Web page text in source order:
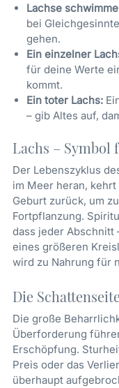
Lachse
bei
gehen.
Ein einzelner
für deine Werte
kommt.
Ein toter Lachs:
– gib Altes auf,
Lachs –
Der Lebenszyklus
im Meer heran,
Geburt zurück, um
Fortpflanzung.
dass jeder Abschnitt
eines größeren
wird zu Nahrung für
Die
Die große
Überforderung
Erschöpfung.
Preis oder das
überhaupt